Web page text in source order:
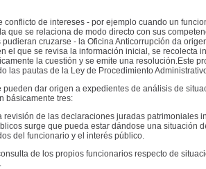
conflicto de intereses - por ejemplo cuando un
que se relaciona de modo directo con sus
pudieran cruzarse - la Oficina Anticorrupción da
el que se revisa la información inicial, se recolecta
la cuestión y se emite una resolución.Este
las pautas de la Ley de Procedimiento
pueden dar origen a expedientes de análisis de
básicamente tres:
revisión de las declaraciones juradas patrimoniales
surge que pueda estar dándose una situación
del funcionario y el interés público.
de los propios funcionarios respecto de